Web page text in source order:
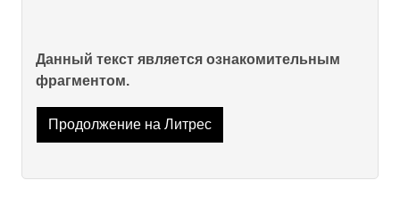
Данный текст является ознакомительным
фрагментом.
Продолжение на Литрес